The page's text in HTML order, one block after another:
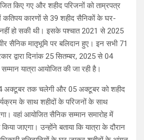
किए गए और शहीद परिजनों को ताम्रपत्र
कतिपय कारणों से 39 शहीद सैनिकों के घर-
हो सकी थी। इसके पश्चात 2021 से 2025
सैनिक मातृभूमि पर बलिदान हुए। इन सभी 71
द्वारा दिनांक 25 सितम्बर, 2025 से 04
यात्रा आयोजित की जा रही है।
4 अक्टूबर तक चलेगी और 05 अक्टूबर को शहीद
के साथ शहीदों के परिजनों के साथ
वहां आयोजित सैनिक सम्मान समारोह में
किया जाएगा। उन्होंने बताया कि यात्रा के दौरान